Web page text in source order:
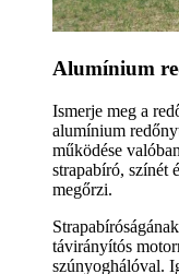
Alumínium
Ismerje meg a
alumínium
működése
strapabíró, színét
megőrzi.
távirányítós
szúnyoghálóval.